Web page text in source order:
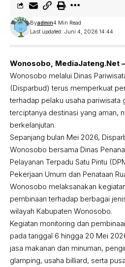
Last updated: Juni 4, 2026 14:44
Byadmin4 Min Read
Wonosobo, MediaJateng.Net –
Wonosobo melalui Dinas
(Disparbud) terus memperkuat
terhadap pelaku usaha pariwisata
terciptanya destinasi yang aman,
berkelanjutan.
Sepanjang bulan Mei 2026,
Wonosobo bersama Dinas
Pelayanan Terpadu Satu Pintu
Pekerjaan Umum dan Penataan
Wonosobo melaksanakan
pembinaan terhadap berbagai
wilayah Kabupaten Wonosobo.
Kegiatan monitoring dan
pada tanggal 6 hingga 20 Mei
jasa makanan dan minuman,
glamping, usaha billiard, serta